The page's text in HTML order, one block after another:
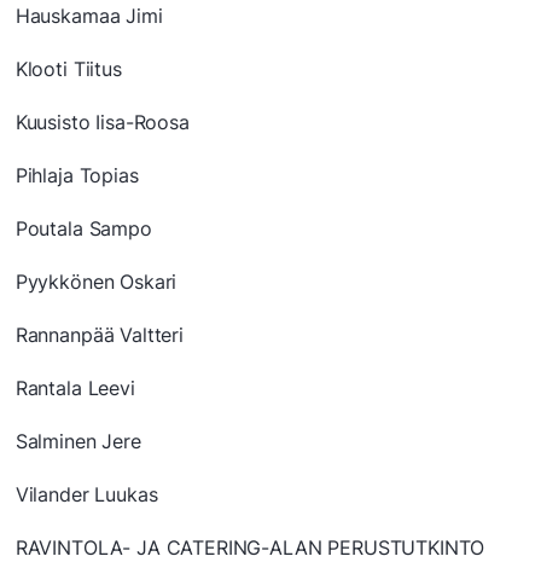
Hauskamaa Jimi
Klooti Tiitus
Kuusisto Iisa-Roosa
Pihlaja Topias
Poutala Sampo
Pyykkönen Oskari
Rannanpää Valtteri
Rantala Leevi
Salminen Jere
Vilander Luukas
RAVINTOLA- JA CATERING-ALAN PERUSTUTKINTO